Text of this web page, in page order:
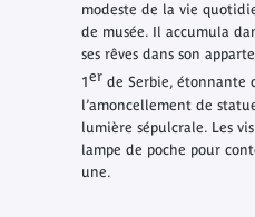
modeste de la vie
de musée. Il accumula
ses rêves dans son
1er de Serbie, étonnante
l’amoncellement de
lumière sépulcrale. Les
lampe de poche pour
une.